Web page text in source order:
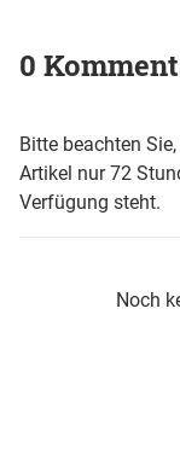
0
Bitte beachten
Artikel nur 72
Verfügung steht.
Noch